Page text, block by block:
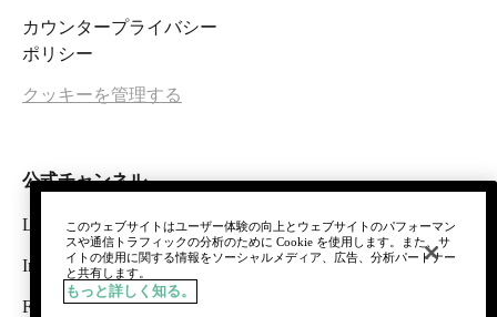
カウンタープライバシー
ポリシー
クッキーを管理する
公式チャンネル
LINE
Instagram
Facebook
このウェブサイトはユーザー体験の向上とウェブサイトのパフォーマン
スや通信トラフィックの分析のために Cookie を使用します。また、サ
イトの使用に関する情報をソーシャルメディア、広告、分析パートナー
と共有します。
もっと詳しく知る。